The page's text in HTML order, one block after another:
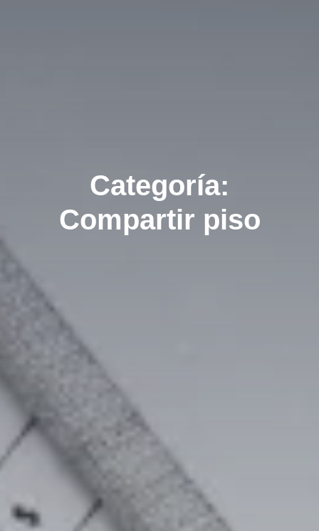
Categoría:
Compartir piso